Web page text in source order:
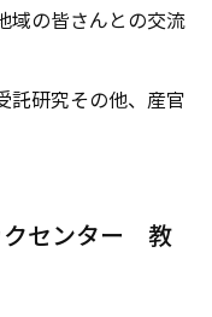
域の皆さんとの交流
託研究その他、産官
クセンター 教